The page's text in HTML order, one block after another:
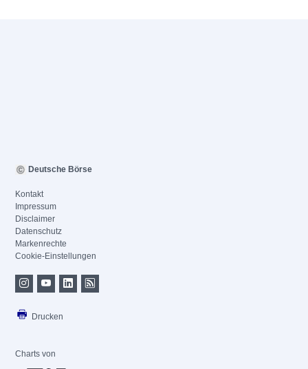
Deutsche Börse
Kontakt
Impressum
Disclaimer
Datenschutz
Markenrechte
Cookie-Einstellungen
Drucken
Charts von